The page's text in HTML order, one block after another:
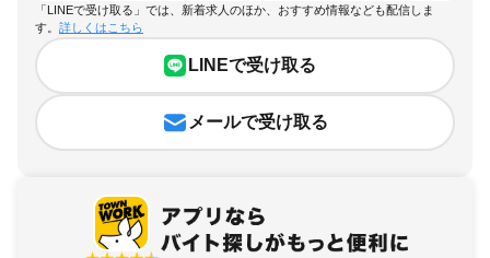
「LINEで受け取る」では、新着求人のほか、おすすめ情報なども配信しま
す。 詳しくはこちら
LINEで受け取る
メールで受け取る